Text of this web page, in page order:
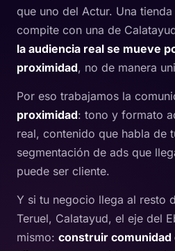
que uno del Actur. Una
compite con una de
la audiencia real se mueve
proximidad, no de manera
Por eso trabajamos la
proximidad: tono y formato
real, contenido que habla de
segmentación de ads que
puede ser cliente.
Y si tu negocio llega al resto
Teruel, Calatayud, el eje del
mismo: construir comunidad